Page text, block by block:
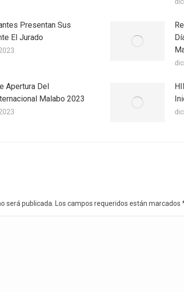
Presentan Sus
El Jurado
Apertura Del
Malabo 2023
será publicada. Los campos requeridos están marcados